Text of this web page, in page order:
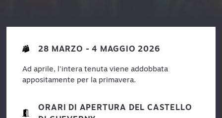
28 MARZO - 4 MAGGIO 2026
Ad aprile, l'intera tenuta viene addobbata
appositamente per la primavera.
ORARI DI APERTURA DEL CASTELLO